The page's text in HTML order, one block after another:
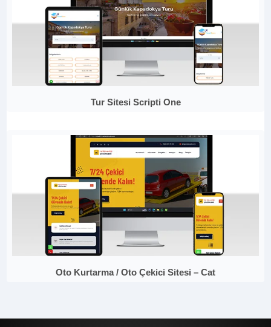
Tur Sitesi Scripti One
Oto Kurtarma / Oto Çekici Sitesi – Cat